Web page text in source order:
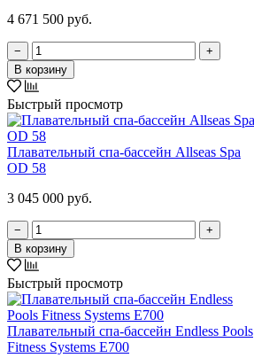
4 671 500 руб.
−
+
В корзину
Быстрый просмотр
Плавательный спа-бассейн Allseas Spa
OD 58
3 045 000 руб.
−
+
В корзину
Быстрый просмотр
Плавательный спа-бассейн Endless Pools
Fitness Systems E700